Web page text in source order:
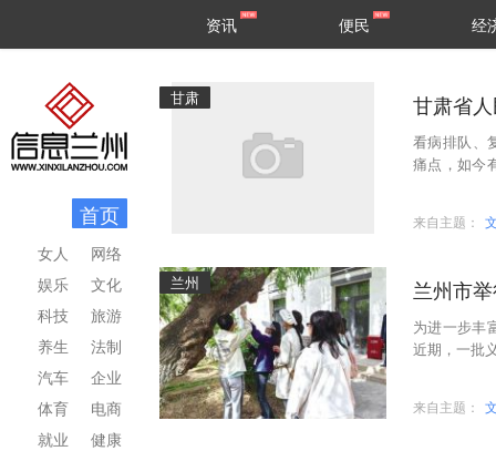
区县
资讯 便民 经
首页
网络
文化
旅游
法制
企业
电商
健康
女人
娱乐
科技
养生
汽车
体育
就业
甘肃 甘肃省
看病排队、
痛点，如今
来自主题：
兰州 兰州市
为进一步丰
近期，一批
来自主题：